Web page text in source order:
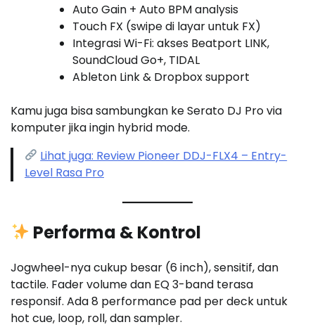
Auto Gain + Auto BPM analysis
Touch FX (swipe di layar untuk FX)
Integrasi Wi-Fi: akses Beatport LINK,
SoundCloud Go+, TIDAL
Ableton Link & Dropbox support
Kamu juga bisa sambungkan ke Serato DJ Pro via
komputer jika ingin hybrid mode.
Lihat juga: Review Pioneer DDJ-FLX4 – Entry-
Level Rasa Pro
Performa & Kontrol
Jogwheel-nya cukup besar (6 inch), sensitif, dan
tactile. Fader volume dan EQ 3-band terasa
responsif. Ada 8 performance pad per deck untuk
hot cue, loop, roll, dan sampler.